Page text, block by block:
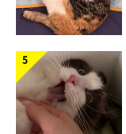
猫に腎不全が多い原
ネフロンの量がそも
す。
また、猫は飲水量が
ためタンパク質を多
る負担が大きいと考